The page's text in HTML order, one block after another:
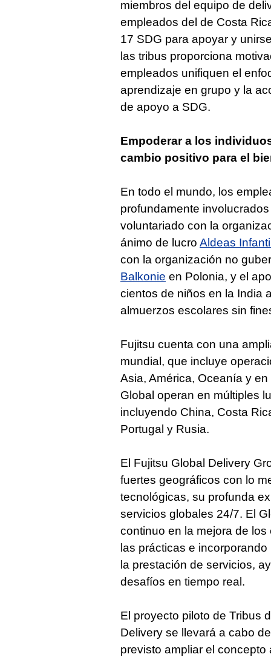
miembros del equipo de
empleados del de Costa
17 SDG para apoyar y
las tribus proporciona
empleados unifiquen el
aprendizaje en grupo y la
de apoyo a SDG.
Empoderar a los
cambio positivo para el
En todo el mundo, los
profundamente
voluntariado con la
ánimo de lucro Aldeas
con la organización no
Balkonie en Polonia, y el
cientos de niños en la India
almuerzos escolares sin
Fujitsu cuenta con una
mundial, que incluye
Asia, América, Oceanía y
Global operan en múltiples
incluyendo China, Costa
Portugal y Rusia.
El Fujitsu Global Delivery
fuertes geográficos con lo
tecnológicas, su profunda
servicios globales 24/7. El
continuo en la mejora de
las prácticas e
la prestación de servicios,
desafíos en tiempo real.
El proyecto piloto de Tribus
Delivery se llevará a cabo
previsto ampliar el